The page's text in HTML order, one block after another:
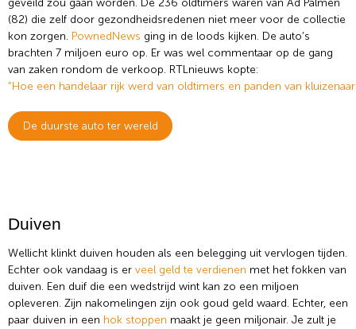
geveild zou gaan worden. De 236 oldtimers waren van Ad Palmen
(82) die zelf door gezondheidsredenen niet meer voor de collectie
kon zorgen. PownedNews ging in de loods kijken. De auto’s
brachten 7 miljoen euro op. Er was wel commentaar op de gang
van zaken rondom de verkoop. RTLnieuws kopte:
“Hoe een handelaar rijk werd van oldtimers en panden van
De duurste auto ter wereld
Duiven
Wellicht klinkt duiven houden als een belegging uit vervlogen tijden.
Echter ook vandaag is er veel geld te verdienen met het fokken van
duiven. Een duif die een wedstrijd wint kan zo een miljoen
opleveren. Zijn nakomelingen zijn ook goud geld waard. Echter, een
paar duiven in een hok stoppen maakt je geen miljonair. Je zult je